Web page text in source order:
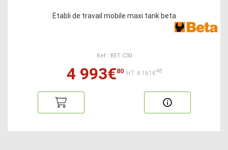
Etabli de travail mobile maxi tank beta
Ref : BET C30
4 993€80 HT:4 161€48